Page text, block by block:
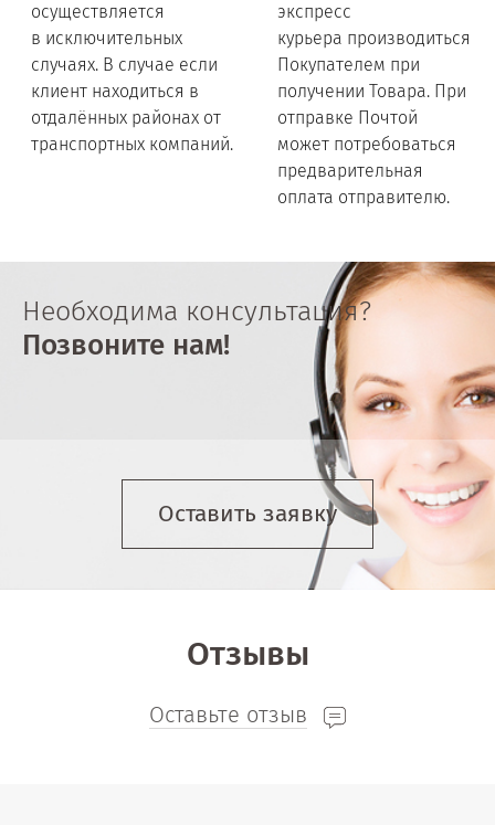
осуществляется
в исключительных
случаях. В случае если
клиент находиться в
отдалённых районах от
транспортных компаний.
экспресс
курьера производиться
Покупателем при
получении Товара. При
отправке Почтой
может потребоваться
предварительная
оплата отправителю.
Необходима консультация?
Позвоните нам!
Оставить заявку
Отзывы
Оставьте отзыв